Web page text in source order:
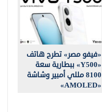
«فيفو مصر» تطرح هاتف
«Y500» ببطارية سعة
8100 مللي أمبير وشاشة
«AMOLED»